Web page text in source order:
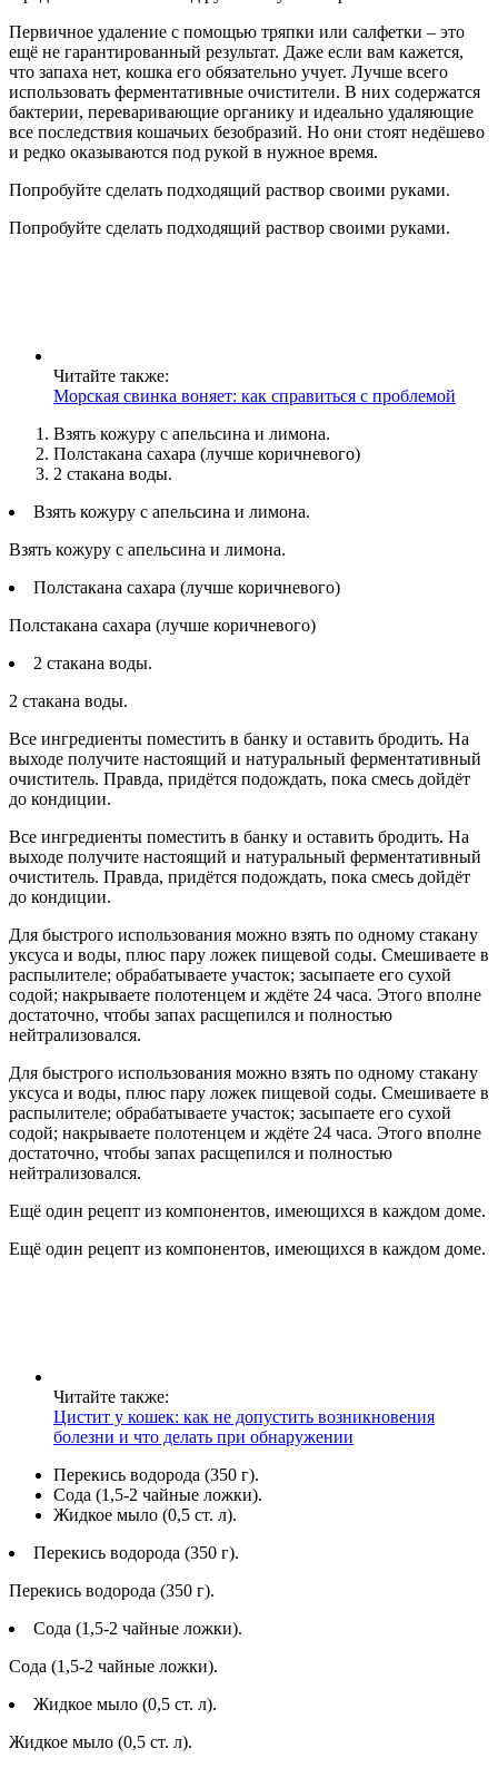
Первичное удаление с помощью тряпки или салфетки – это
ещё не гарантированный результат. Даже если вам кажется,
что запаха нет, кошка его обязательно учует. Лучше всего
использовать ферментативные очистители. В них содержатся
бактерии, переваривающие органику и идеально удаляющие
все последствия кошачьих безобразий. Но они стоят недёшево
и редко оказываются под рукой в нужное время.
Попробуйте сделать подходящий раствор своими руками.
Попробуйте сделать подходящий раствор своими руками.
Читайте также:
Морская свинка воняет: как справиться с проблемой
Взять кожуру с апельсина и лимона.
Полстакана сахара (лучше коричневого)
2 стакана воды.
Взять кожуру с апельсина и лимона.
Взять кожуру с апельсина и лимона.
Полстакана сахара (лучше коричневого)
Полстакана сахара (лучше коричневого)
2 стакана воды.
2 стакана воды.
Все ингредиенты поместить в банку и оставить бродить. На
выходе получите настоящий и натуральный ферментативный
очиститель. Правда, придётся подождать, пока смесь дойдёт
до кондиции.
Все ингредиенты поместить в банку и оставить бродить. На
выходе получите настоящий и натуральный ферментативный
очиститель. Правда, придётся подождать, пока смесь дойдёт
до кондиции.
Для быстрого использования можно взять по одному стакану
уксуса и воды, плюс пару ложек пищевой соды. Смешиваете в
распылителе; обрабатываете участок; засыпаете его сухой
содой; накрываете полотенцем и ждёте 24 часа. Этого вполне
достаточно, чтобы запах расщепился и полностью
нейтрализовался.
Для быстрого использования можно взять по одному стакану
уксуса и воды, плюс пару ложек пищевой соды. Смешиваете в
распылителе; обрабатываете участок; засыпаете его сухой
содой; накрываете полотенцем и ждёте 24 часа. Этого вполне
достаточно, чтобы запах расщепился и полностью
нейтрализовался.
Ещё один рецепт из компонентов, имеющихся в каждом доме.
Ещё один рецепт из компонентов, имеющихся в каждом доме.
Читайте также:
Цистит у кошек: как не допустить возникновения
болезни и что делать при обнаружении
Перекись водорода (350 г).
Сода (1,5-2 чайные ложки).
Жидкое мыло (0,5 ст. л).
Перекись водорода (350 г).
Перекись водорода (350 г).
Сода (1,5-2 чайные ложки).
Сода (1,5-2 чайные ложки).
Жидкое мыло (0,5 ст. л).
Жидкое мыло (0,5 ст. л).